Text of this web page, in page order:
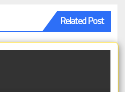
Related Post